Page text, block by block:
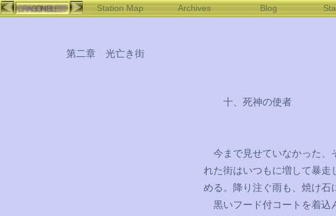
Station Map Archives Blog
第二章 光亡き街
十、死神の使者
今まで見せていなかった、
れた街はいつもに増して暴
める。降り注ぐ雨も、焼け石
黒いフード付コートを着込